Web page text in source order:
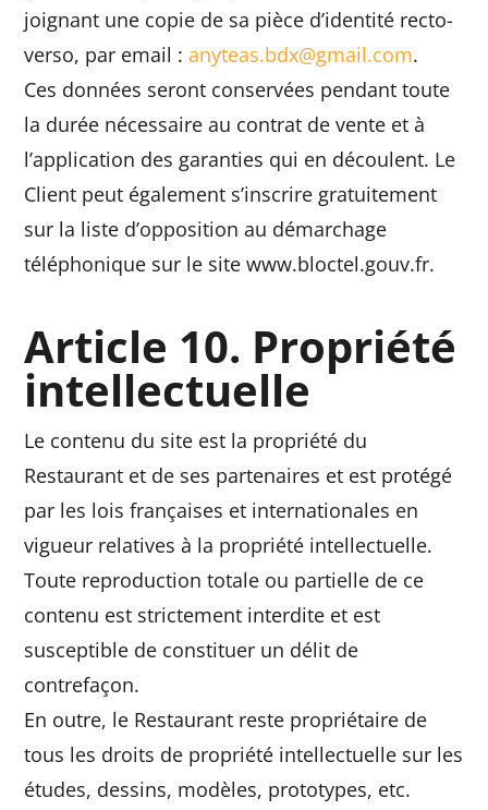
joignant une copie de sa pièce d’identité recto-
verso, par email :anyteas.bdx@gmail.com.
Ces données seront conservées pendant toute
la durée nécessaire au contrat de vente et à
l’application des garanties qui en découlent. Le
Client peut également s’inscrire gratuitement
sur la liste d’opposition au démarchage
téléphonique sur le site www.bloctel.gouv.fr.
Article 10. Propriété
intellectuelle
Le contenu du site est la propriété du
Restaurant et de ses partenaires et est protégé
par les lois françaises et internationales en
vigueur relatives à la propriété intellectuelle.
Toute reproduction totale ou partielle de ce
contenu est strictement interdite et est
susceptible de constituer un délit de
contrefaçon.
En outre, le Restaurant reste propriétaire de
tous les droits de propriété intellectuelle sur les
études, dessins, modèles, prototypes, etc.